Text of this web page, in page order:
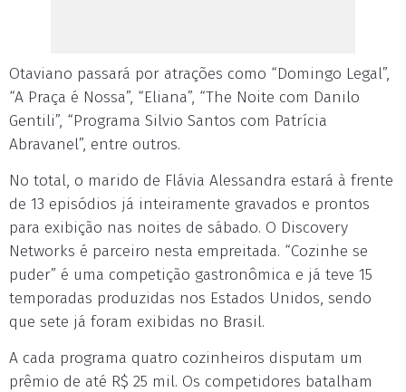
Otaviano passará por atrações como “Domingo Legal”,
“A Praça é Nossa”, “Eliana”, “The Noite com Danilo
Gentili”, “Programa Silvio Santos com Patrícia
Abravanel”, entre outros.
No total, o marido de Flávia Alessandra estará à frente
de 13 episódios já inteiramente gravados e prontos
para exibição nas noites de sábado. O Discovery
Networks é parceiro nesta empreitada. “Cozinhe se
puder” é uma competição gastronômica e já teve 15
temporadas produzidas nos Estados Unidos, sendo
que sete já foram exibidas no Brasil.
A cada programa quatro cozinheiros disputam um
prêmio de até R$ 25 mil. Os competidores batalham